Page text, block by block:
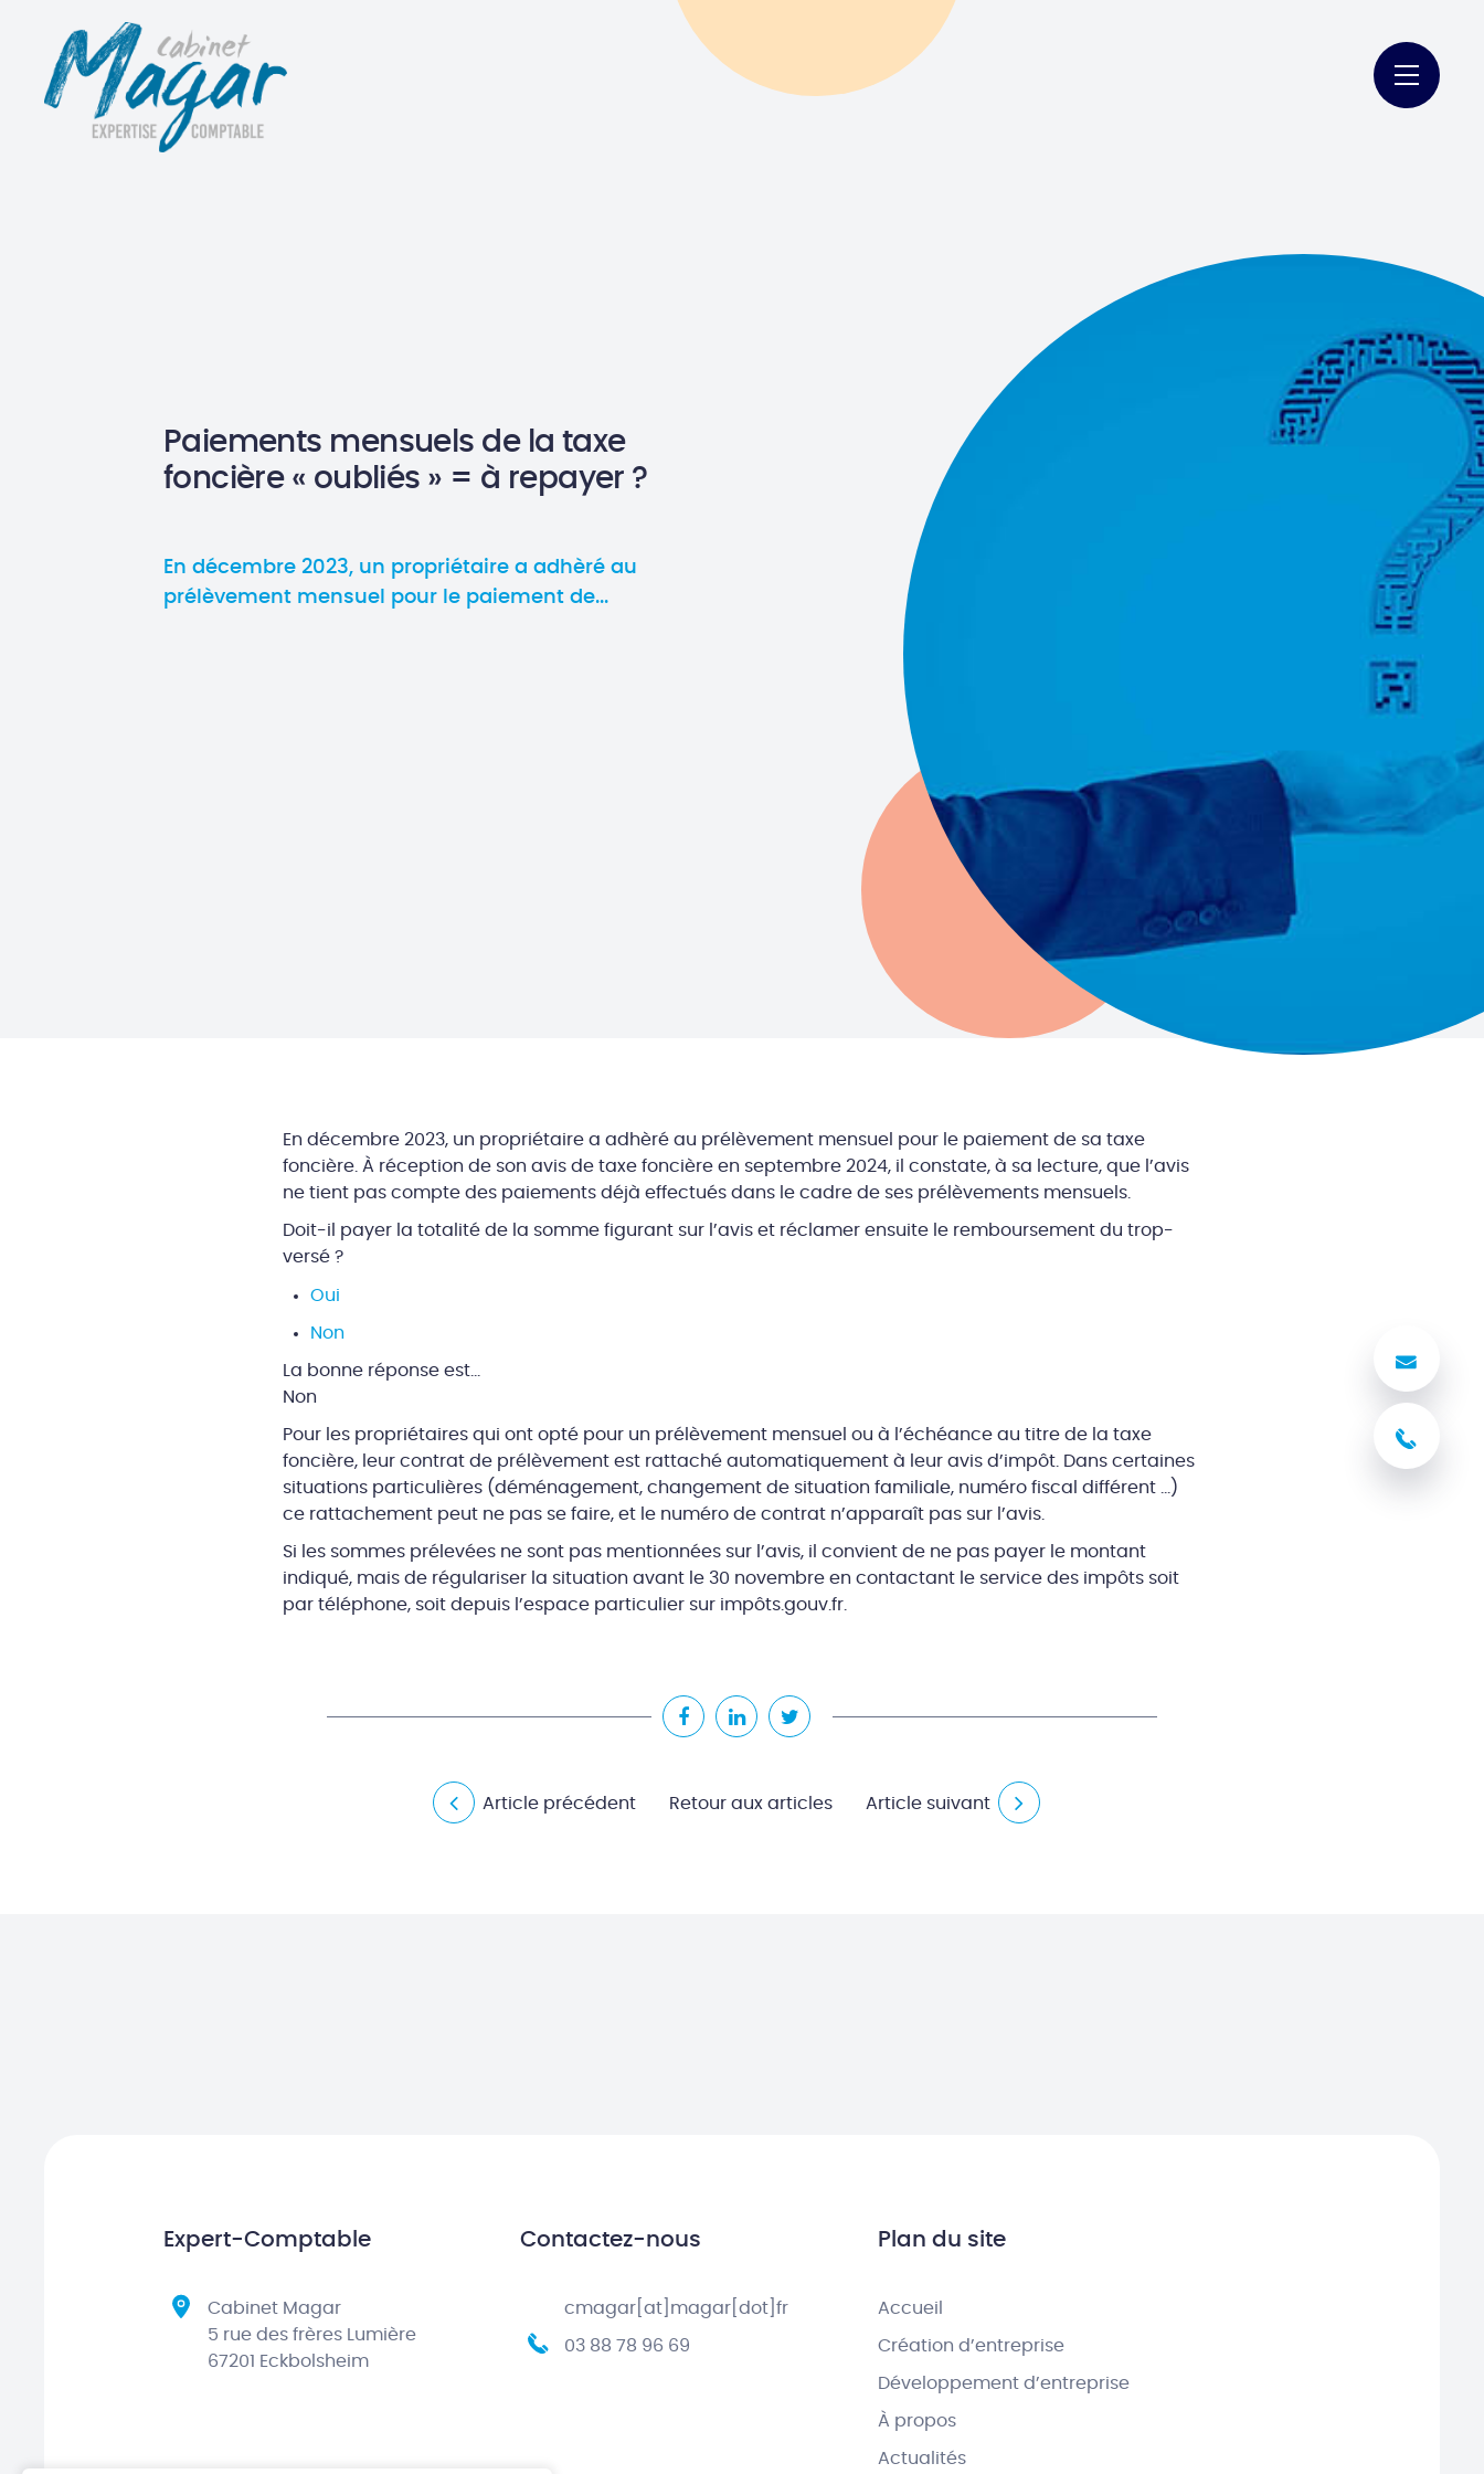
Paiements mensuels de la taxe
foncière « oubliés » = à repayer ?
En décembre 2023, un propriétaire a adhèré au
prélèvement mensuel pour le paiement de...
En décembre 2023, un propriétaire a adhèré au prélèvement mensuel pour le paiement de sa taxe
foncière. À réception de son avis de taxe foncière en septembre 2024, il constate, à sa lecture, que l’avis
ne tient pas compte des paiements déjà effectués dans le cadre de ses prélèvements mensuels.
Doit-il payer la totalité de la somme figurant sur l’avis et réclamer ensuite le remboursement du trop-
versé ?
Oui
Non
La bonne réponse est…
Non
Pour les propriétaires qui ont opté pour un prélèvement mensuel ou à l’échéance au titre de la taxe
foncière, leur contrat de prélèvement est rattaché automatiquement à leur avis d’impôt. Dans certaines
situations particulières (déménagement, changement de situation familiale, numéro fiscal différent …)
ce rattachement peut ne pas se faire, et le numéro de contrat n’apparaît pas sur l’avis.
Si les sommes prélevées ne sont pas mentionnées sur l’avis, il convient de ne pas payer le montant
indiqué, mais de régulariser la situation avant le 30 novembre en contactant le service des impôts soit
par téléphone, soit depuis l’espace particulier sur impôts.gouv.fr.
Article précédent Retour aux articles Article suivant
Expert-Comptable
Cabinet Magar
5 rue des frères Lumière
67201 Eckbolsheim
Contactez-nous
cmagar[at]magar[dot]fr
03 88 78 96 69
Plan du site
Accueil
Création d’entreprise
Développement d’entreprise
À propos
Actualités